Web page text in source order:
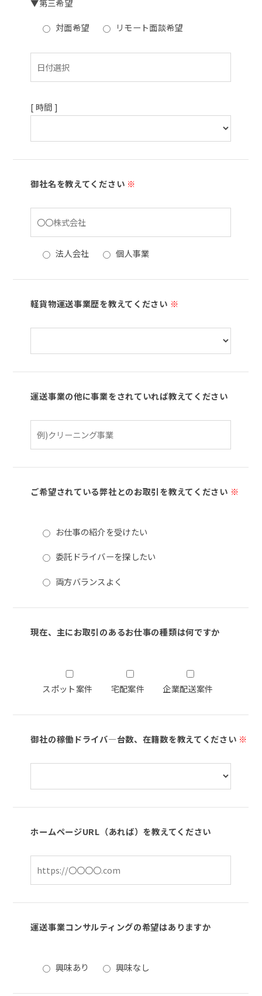
▼第三希望
対面希望 リモート面談希望
[ 時間 ]
御社名を教えてください ※
法人会社 個人事業
軽貨物運送事業歴を教えてください ※
運送事業の他に事業をされていれば教えてください
ご希望されている弊社とのお取引を教えてください ※
お仕事の紹介を受けたい
委託ドライバーを探したい
両方バランスよく
現在、主にお取引のあるお仕事の種類は何ですか
スポット案件 宅配案件 企業配送案件
御社の稼働ドライバ―台数、在籍数を教えてください ※
ホームページURL（あれば）を教えてください
運送事業コンサルティングの希望はありますか
興味あり 興味なし